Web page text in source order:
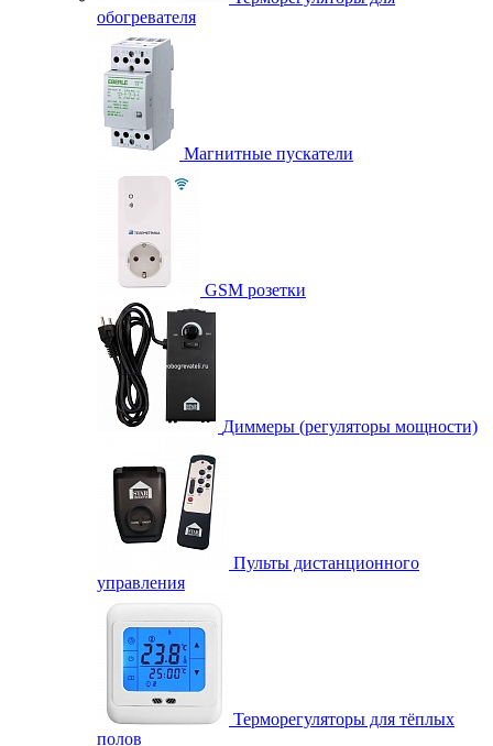
обогревателя
Магнитные пускатели
GSM розетки
Диммеры (регуляторы мощности)
Пульты дистанционного
управления
Терморегуляторы для тёплых
полов